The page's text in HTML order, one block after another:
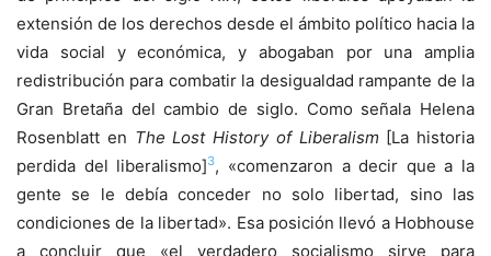
extensión de los derechos desde el ámbito político hacia la
vida social y económica, y abogaban por una amplia
redistribución para combatir la desigualdad rampante de la
Gran Bretaña del cambio de siglo. Como señala Helena
Rosenblatt en The Lost History of Liberalism [La historia
perdida del liberalismo]3, «comenzaron a decir que a la
gente se le debía conceder no solo libertad, sino las
condiciones de la libertad». Esa posición llevó a Hobhouse
a concluir que «el verdadero socialismo sirve para